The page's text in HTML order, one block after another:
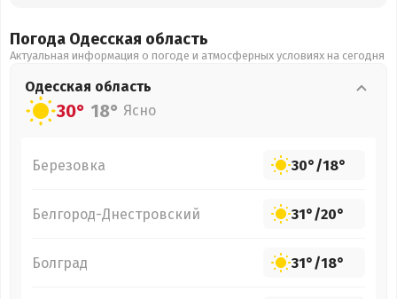
Погода Одесская область
Актуальная информация о погоде и атмосферных условиях на сегодня
Одесская область
30° 18° Ясно
Березовка 30°/18°
Белгород-Днестровский 31°/20°
Болград 31°/18°